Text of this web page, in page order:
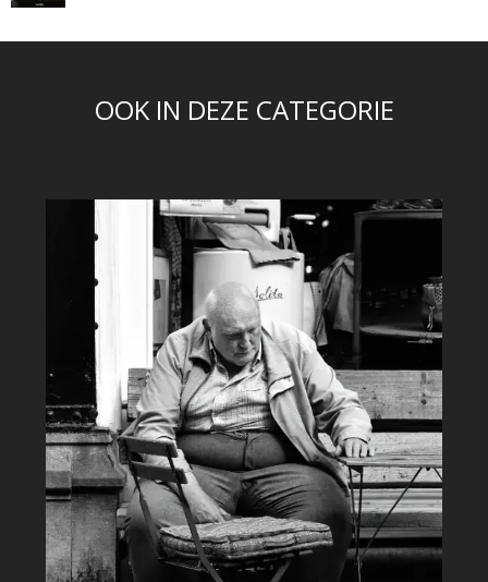
OOK IN DEZE CATEGORIE